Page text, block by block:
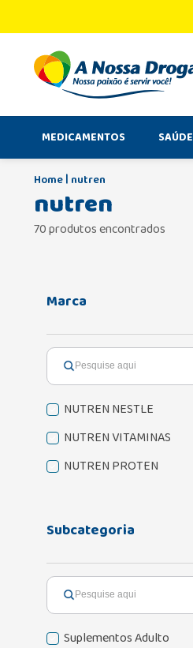
MEDICAMENTOS SAÚDE
nutren
nutren
70 produtos encontrados
Marca
NUTREN NESTLE
NUTREN VITAMINAS
NUTREN PROTEN
Subcategoria
Suplementos Adulto